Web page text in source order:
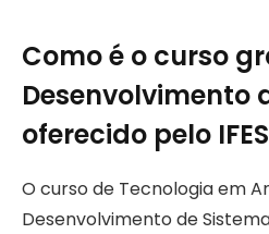
Como é o curso
Desenvolvimento
oferecido pelo
O curso de Tecnologia em
Desenvolvimento de